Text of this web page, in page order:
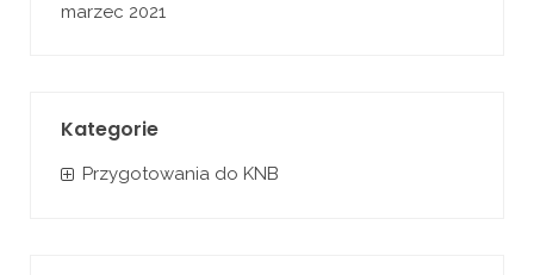
marzec 2021
Kategorie
Przygotowania do KNB